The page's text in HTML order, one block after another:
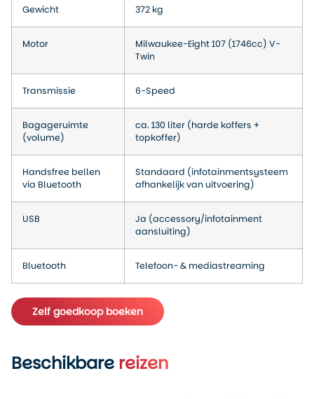
Gewicht 372 kg
Motor
Milwaukee-Eight 107 (1746cc) V-
Twin
Transmissie 6-Speed
Bagageruimte
(volume)
ca. 130 liter (harde koffers +
topkoffer)
Handsfree bellen
via Bluetooth
Standaard (infotainmentsysteem
afhankelijk van uitvoering)
USB
Ja (accessory/infotainment
aansluiting)
Bluetooth Telefoon- & mediastreaming
Zelf goedkoop boeken
Beschikbarereizen